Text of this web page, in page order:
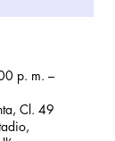
p. m. –
Cl. 49